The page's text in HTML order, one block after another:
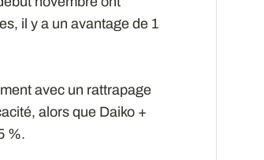
il y a un avantage de 1
avec un rattrapage
alors que Daiko +
%.